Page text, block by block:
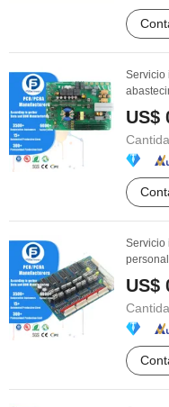
Servicio
PCBA
US$
Servicio
US$